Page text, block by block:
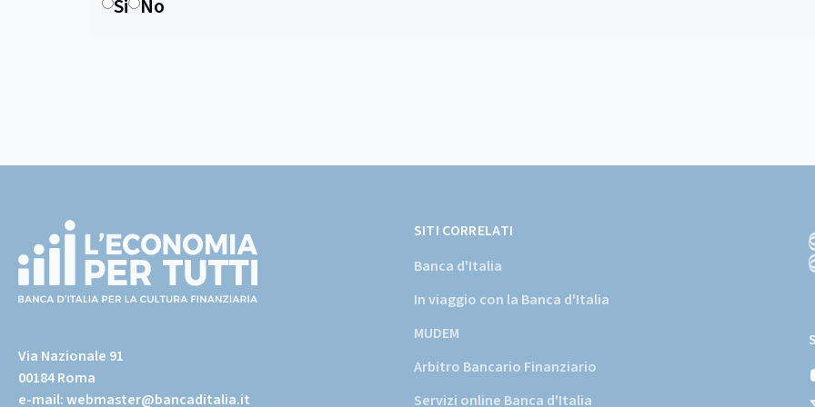
Si No
page)
Via Nazionale 91
00184 Roma
e-mail:webmaster@bancaditalia.it
SITI CORRELATI
Banca d'Italia
In viaggio con la Banca d'Italia
MUDEM
Arbitro Bancario Finanziario
Servizi online Banca d'Italia